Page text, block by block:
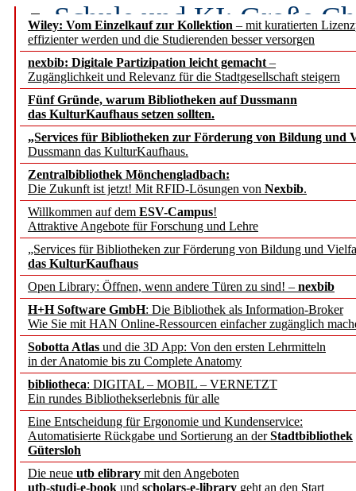
Wiley: Vom Einzelkauf zur Kollektion – mit kuratierten
effizienter werden und die Studierenden besser versorgen
nexbib: Digitale Partizipation leicht gemacht –
Zugänglichkeit und Relevanz für die Stadtgesellschaft steigern
Fünf Gründe, warum Bibliotheken auf Dussmann
das KulturKaufhaus setzen sollten.
„Services für Bibliotheken zur Förderung von Bildung und
Dussmann das KulturKaufhaus.
Zentralbibliothek Mönchengladbach:
Die Zukunft ist jetzt! Mit RFID-Lösungen von Nexbib.
Willkommen auf dem ESV-Campus!
Attraktive Angebote für Forschung und Lehre
„Services für Bibliotheken zur Förderung von Bildung und
das KulturKaufhaus
Open Library: Öffnen, wenn andere Türen zu sind! – nexbib
H+H Software GmbH: Die Bibliothek als Information-Broker
Wie Sie mit HAN Online-Ressourcen einfacher zugänglich
Sobotta Atlas und die 3D App: Von den ersten Lehrmitteln
in der Anatomie bis zu Complete Anatomy
bibliotheca: DIGITAL – MOBIL – VERNETZT
Ein rundes Bibliothekserlebnis für alle
Eine Entscheidung für Ergonomie und Kundenservice:
Automatisierte Rückgabe und Sortierung an derStadtbibliothek
Gütersloh
Die neue utb elibrary mit den Angeboten
utb-studi-e-book und scholars-e-library geht an den Start
Schule und KI: Große
Voraussetzungen
Erfolgreiches erstes
Segment Research –
angepasst
konstruktiv!
Mohr Siebeck
und die Zeitschrift für
Francke Attempto
EBSCO Information
Recherchefunktionen in
Sorbisches Institut neu
Geschichte und